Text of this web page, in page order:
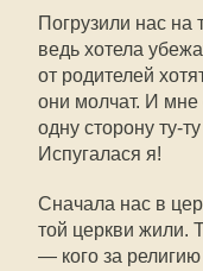
Погрузили нас
ведь хотела
от родителей
они молчат. И
одну сторону ту-
Испугалася я!
Сначала нас в
той церкви жили.
— кого за